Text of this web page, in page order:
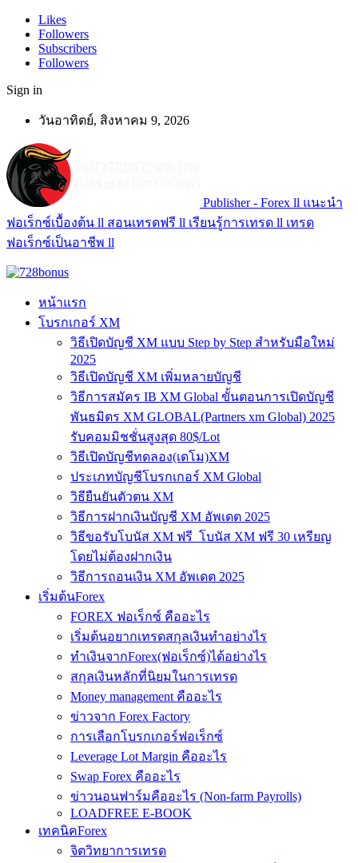
Likes
Followers
Subscribers
Followers
Sign in
วันอาทิตย์, สิงหาคม 9, 2026
Publisher - Forex ll แนะนำ
ฟอเร็กซ์เบื้องต้น ll สอนเทรดฟรี ll เรียนรู้การเทรด ll เทรด
ฟอเร็กซ์เป็นอาชีพ ll
หน้าแรก
โบรกเกอร์ XM
วิธีเปิดบัญชี XM แบบ Step by Step สำหรับมือใหม่
2025
วิธีเปิดบัญชี XM เพิ่มหลายบัญชี
วิธีการสมัคร IB XM Global ขั้นตอนการเปิดบัญชี
พันธมิตร XM GLOBAL(Partners xm Global) 2025
รับคอมมิชชั่นสูงสุด 80$/Lot
วิธีเปิดบัญชีทดลอง(เดโม)XM
ประเภทบัญชีโบรกเกอร์ XM Global
วิธียืนยันตัวตน XM
วิธีการฝากเงินบัญชี XM อัพเดต 2025
วิธีขอรับโบนัส XM ฟรี โบนัส XM ฟรี 30 เหรียญ
โดยไม่ต้องฝากเงิน
วิธีการถอนเงิน XM อัพเดต 2025
เริ่มต้นForex
FOREX ฟอเร็กซ์ คืออะไร
เริ่มต้นอยากเทรดสกุลเงินทำอย่างไร
ทำเงินจากForex(ฟอเร็กซ์)ได้อย่างไร
สกุลเงินหลักที่นิยมในการเทรด
Money management คืออะไร
ข่าวจาก Forex Factory
การเลือกโบรกเกอร์ฟอเร็กซ์
Leverage Lot Margin คืออะไร
Swap Forex คืออะไร
ข่าวนอนฟาร์มคืออะไร (Non-farm Payrolls)
LOADFREE E-BOOK
เทคนิคForex
จิตวิทยาการเทรด